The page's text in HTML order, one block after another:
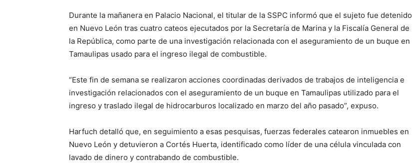
Durante la mañanera en Palacio Nacional, el titular de la SSPC informó que el sujeto fue detenido
en Nuevo León tras cuatro cateos ejecutados por la Secretaría de Marina y la Fiscalía General de
la República, como parte de una investigación relacionada con el aseguramiento de un buque en
Tamaulipas usado para el ingreso ilegal de combustible.
“Este fin de semana se realizaron acciones coordinadas derivados de trabajos de inteligencia e
investigación relacionados con el aseguramiento de un buque en Tamaulipas utilizado para el
ingreso y traslado ilegal de hidrocarburos localizado en marzo del año pasado”, expuso.
Harfuch detalló que, en seguimiento a esas pesquisas, fuerzas federales catearon inmuebles en
Nuevo León y detuvieron a Cortés Huerta, identificado como líder de una célula vinculada con
lavado de dinero y contrabando de combustible.